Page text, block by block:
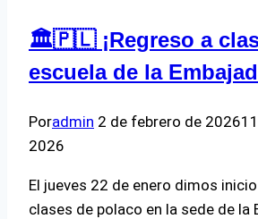
🏛️🇵🇱 ¡Regreso a
escuela de la
Poradmin 2 de febrero de 2026
2026
El jueves 22 de enero dimos
clases de polaco en la sede de la